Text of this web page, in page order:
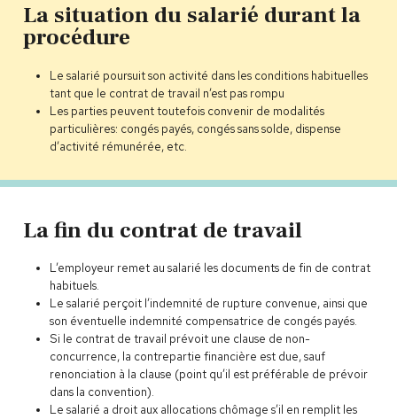
La situation du salarié durant la
procédure
Le salarié poursuit son activité dans les conditions habituelles
tant que le contrat de travail n’est pas rompu
Les parties peuvent toutefois convenir de modalités
particulières: congés payés, congés sans solde, dispense
d’activité rémunérée, etc.
La fin du contrat de travail
L’employeur remet au salarié les documents de fin de contrat
habituels.
Le salarié perçoit l’indemnité de rupture convenue, ainsi que
son éventuelle indemnité compensatrice de congés payés.
Si le contrat de travail prévoit une clause de non-
concurrence, la contrepartie financière est due, sauf
renonciation à la clause (point qu’il est préférable de prévoir
dans la convention).
Le salarié a droit aux allocations chômage s’il en remplit les